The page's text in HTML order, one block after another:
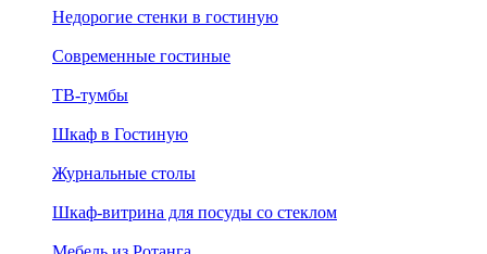
Недорогие стенки в гостиную
Современные гостиные
ТВ-тумбы
Шкаф в Гостиную
Журнальные столы
Шкаф-витрина для посуды со стеклом